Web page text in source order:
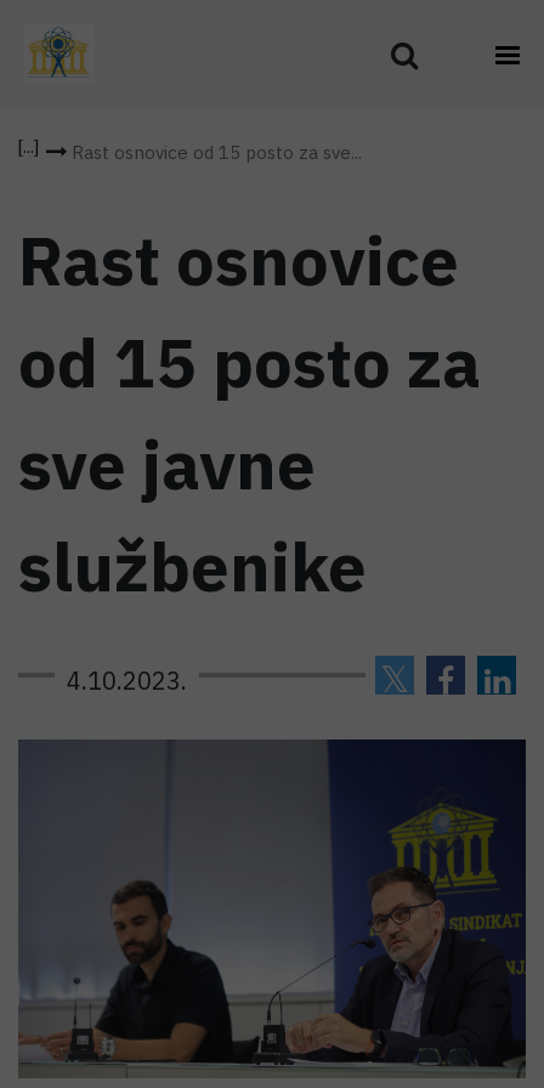
Rast osnovice od 15 posto za sve...
Rast osnovice
od 15 posto za
sve javne
službenike
4.10.2023.